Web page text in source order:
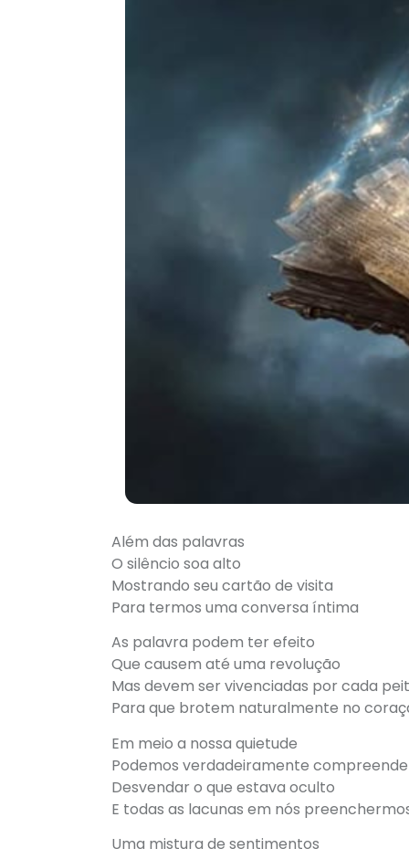
Além das palavras
O silêncio soa alto
Mostrando seu cartão de visita
Para termos uma conversa íntima
As palavra podem ter efeito
Que causem até uma revolução
Mas devem ser vivenciadas por cada
Para que brotem naturalmente no
Em meio a nossa quietude
Podemos verdadeiramente
Desvendar o que estava oculto
E todas as lacunas em nós
Uma mistura de sentimentos